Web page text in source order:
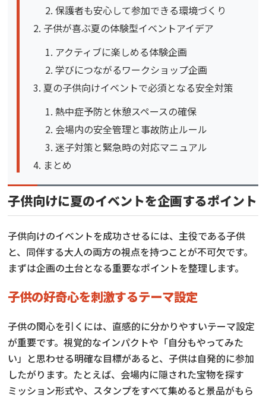
保護者も安心して参加できる環境づくり
子供が喜ぶ夏の体験型イベントアイデア
アクティブに楽しめる体験企画
学びにつながるワークショップ企画
夏の子供向けイベントで必須となる安全対策
熱中症予防と休憩スペースの確保
会場内の安全管理と事故防止ルール
迷子対策と緊急時の対応マニュアル
まとめ
子供向けに夏のイベントを企画するポイント
子供向けのイベントを成功させるには、主役である子供
と、同伴する大人の両方の視点を持つことが不可欠です。
まずは企画の土台となる重要なポイントを整理します。
子供の好奇心を刺激するテーマ設定
子供の関心を引くには、直感的に分かりやすいテーマ設定
が重要です。視覚的なインパクトや「自分もやってみた
い」と思わせる明確な目標があると、子供は自発的に参加
したがります。たとえば、会場内に隠された宝物を探す
ミッション形式や、スタンプをすべて集めると景品がもら